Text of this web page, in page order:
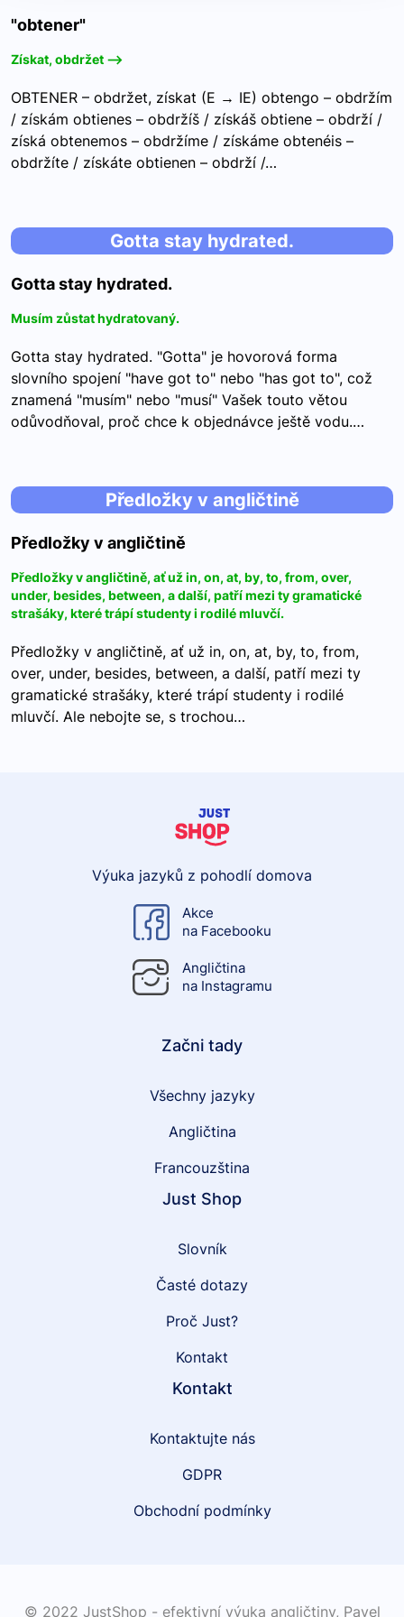
"obtener"
Získat, obdržet -->
OBTENER – obdržet, získat (E → IE) obtengo – obdržím
/ získám obtienes – obdržíš / získáš obtiene – obdrží /
získá obtenemos – obdržíme / získáme obtenéis –
obdržíte / získáte obtienen – obdrží /…
Gotta stay hydrated.
Gotta stay hydrated.
Musím zůstat hydratovaný.
Gotta stay hydrated. "Gotta" je hovorová forma
slovního spojení "have got to" nebo "has got to", což
znamená "musím" nebo "musí" Vašek touto větou
odůvodňoval, proč chce k objednávce ještě vodu.…
Předložky v angličtině
Předložky v angličtině
Předložky v angličtině, ať už in, on, at, by, to, from, over,
under, besides, between, a další, patří mezi ty gramatické
strašáky, které trápí studenty i rodilé mluvčí.
Předložky v angličtině, ať už in, on, at, by, to, from,
over, under, besides, between, a další, patří mezi ty
gramatické strašáky, které trápí studenty i rodilé
mluvčí. Ale nebojte se, s trochou…
Výuka jazyků z pohodlí domova
Akce
na Facebooku
Angličtina
na Instagramu
Začni tady
Všechny jazyky
Angličtina
Francouzština
Just Shop
Slovník
Časté dotazy
Proč Just?
Kontakt
Kontakt
Kontaktujte nás
GDPR
Obchodní podmínky
© 2022 JustShop - efektivní výuka angličtiny, Pavel